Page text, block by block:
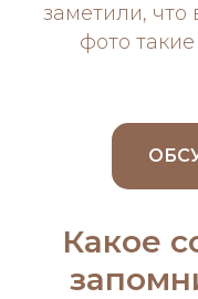
заметили,
фото
Какое